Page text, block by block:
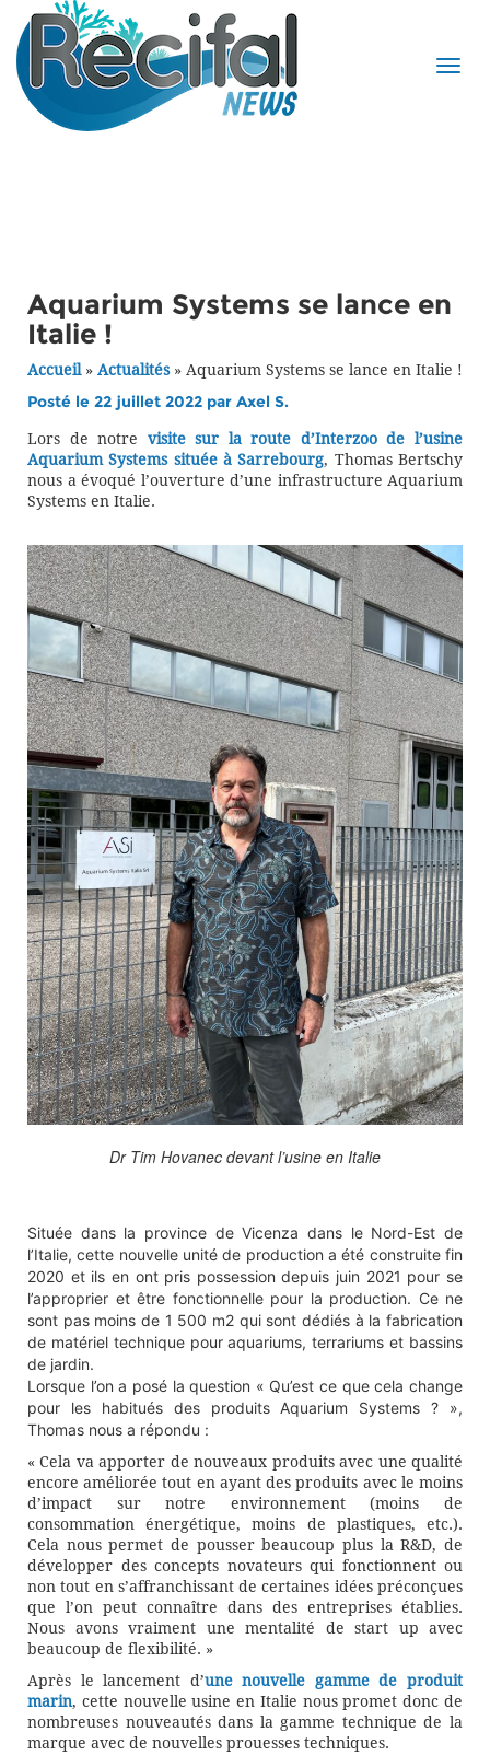
Aquarium Systems se lance en
Italie !
Accueil» Actualités» Aquarium Systems se lance en Italie !
Posté le 22 juillet 2022 par Axel S.
Lors de notre visite sur la route d’Interzoo de l’usine
Aquarium Systems située à Sarrebourg, Thomas Bertschy
nous a évoqué l’ouverture d’une infrastructure Aquarium
Systems en Italie.
Dr Tim Hovanec devant l’usine en Italie
Située dans la province de Vicenza dans le Nord-Est de
l’Italie, cette nouvelle unité de production a été construite fin
2020 et ils en ont pris possession depuis juin 2021 pour se
l’approprier et être fonctionnelle pour la production. Ce ne
sont pas moins de 1 500 m2 qui sont dédiés à la fabrication
de matériel technique pour aquariums, terrariums et bassins
de jardin.
Lorsque l’on a posé la question « Qu’est ce que cela change
pour les habitués des produits Aquarium Systems ? »,
Thomas nous a répondu :
« Cela va apporter de nouveaux produits avec une qualité
encore améliorée tout en ayant des produits avec le moins
d’impact sur notre environnement (moins de
consommation énergétique, moins de plastiques, etc.).
Cela nous permet de pousser beaucoup plus la R&D, de
développer des concepts novateurs qui fonctionnent ou
non tout en s’affranchissant de certaines idées préconçues
que l’on peut connaître dans des entreprises établies.
Nous avons vraiment une mentalité de start up avec
beaucoup de flexibilité. »
Après le lancement d’une nouvelle gamme de produit
marin, cette nouvelle usine en Italie nous promet donc de
nombreuses nouveautés dans la gamme technique de la
marque avec de nouvelles prouesses techniques.